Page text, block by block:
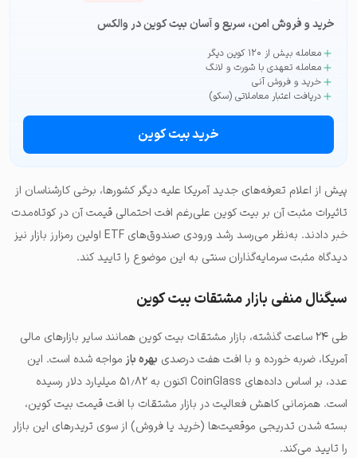
خرید و فروش امن، سریع و آسان بیت کوین در والکس
معامله بیش از ۱۲۰ کوین دیگر
معامله تعهدی با شورت و لانگ
خرید و فروش آنی
دریافت اعتبار معاملاتی (سکو)
خرید بیت کوین
پیش از اعلام تعرفه‌های جدید آمریکا علیه دیگر کشورها، برخی کارشناسان از
تاثیرات مثبت آن بر بیت کوین علی‌رغم افت احتمالی قیمت آن در کوتاه‌مدت
خبر دادند. به‌نظر می‌رسد رشد ورودی صندوق‌های ETF اولین رمزارز بازار نیز
دیدگاه مثبت سرمایه‌گذاران سنتی به این موضوع را تایید کند.
سیگنال منفی بازار مشتقات بیت کوین
طی ۲۴ ساعت گذشته، بازار مشتقات بیت کوین همانند سایر بازارهای مالی
آمریکا، ضربه خورده و با افت هفت درصدی بهره باز مواجه شده است. این
عدد، بر اساس داده‌های CoinGlass
اکنون به ۵۱٫۸۲ میلیارد دلار رسیده
است. همزمانی کاهش فعالیت در بازار مشتقات با افت قیمت بیت کوین،
بسته شدن تدریجی موقعیت‌ها (خرید یا فروش) از سوی تریدرهای این بازار
را تایید می‌کند.